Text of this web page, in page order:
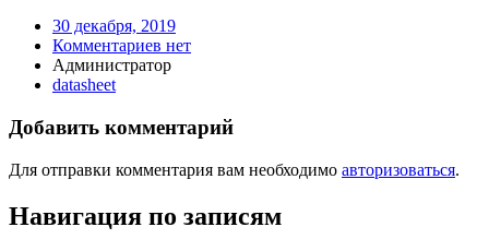
30 декабря, 2019
Комментариев нет
Администратор
datasheet
Добавить комментарий
Для отправки комментария вам необходимо авторизоваться.
Навигация по записям